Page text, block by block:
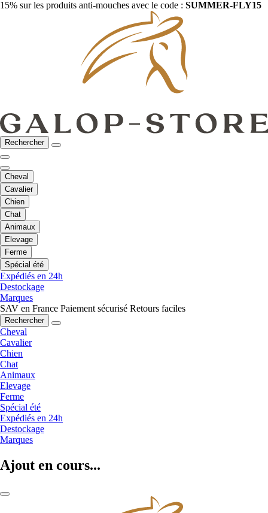
15% sur les produits anti-mouches avec le code : SUMMER-FLY15
Rechercher
Cheval
Cavalier
Chien
Chat
Animaux
Elevage
Ferme
Spécial été
Expédiés en 24h
Destockage
Marques
SAV en France Paiement sécurisé Retours faciles
Rechercher
Cheval
Cavalier
Chien
Chat
Animaux
Elevage
Ferme
Spécial été
Expédiés en 24h
Destockage
Marques
Ajout en cours...